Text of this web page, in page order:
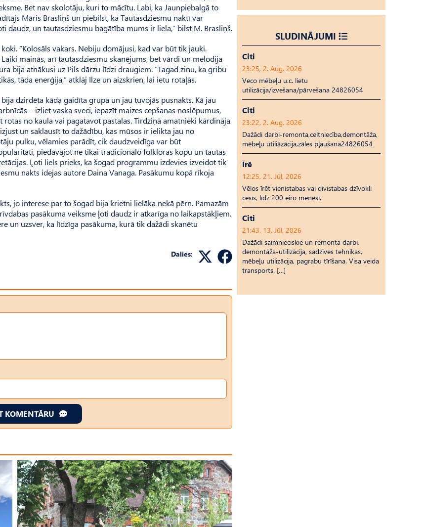
Bet nav skolotāju, kuri to mācītu. Labi, ka Jaunpiebalgā to
Māris Brasliņš un piebilst, ka Tautas­dziesmu naktī var
daudz, un tautasdziesmu bagātība mums ir liela,” bilst M. Brasliņš.
“Kolosāls vakars. Nebiju domājusi, kad var būt tik jauki.
mainās, arī tautasdziesmu skanējums, bet vārdi un melodija
bija atnākusi uz Pils dārzu līdzi draugiem. “Tagad zinu, ka gribu
tāda enerģija,” atklāj Ilze un aizskrien, lai ietu rotaļās.
dzirdēta kāda gaidīta grupa un jau tuvojās pusnakts. Kā jau
– izliet vaska sveci, iepazīt maizes cepšanas noslēpumus,
no kaula vai pagatavot pastalas. Tirdziņā amatnieki kārdināja
un saklausīt to dažādību, kas mūsos ir ielikta jau no
pulku, vēlamies parādīt, cik daudzveidīga var būt
piedāvājot ne tikai tradicionālo folkloras kopu un tautas
Ļoti liels prieks, ka šogad programmu izdevies izveidot tik
nakts idejas autore Daina Vanaga. Pasākumu kopā rīkoja
jo interese par to šogad bija krietni lielāka nekā pērn. Pamazām
pasākuma veiksme ļoti daudz ir atkarīga no laikapstākļiem.
un uzsver, ka līdzīga pasākuma, kurā tik dažādi skanētu
Dalies:
KOMENTĀRU
SLUDINĀJUMI
Citi
23:25, 2. Aug, 2026
Veco mēbeļu u.c. lietu
utilizācija/izvešana/pārvešana 24826054
Citi
23:22, 2. Aug, 2026
Dažādi darbi-remonta,celtniecība,demontāža,
mēbeļu utiliāzācija,zāles pļaušana24826054
Īrē
12:25, 21. Jūl, 2026
Vēlos īrēt vienistabas vai divistabas dzīvokli
cēsīs, līdz 200 eiro mēnesī.
Citi
21:43, 13. Jūl, 2026
Dažādi saimnieciskie un remonta darbi,
demontāža-utilizācija, sadzīves tehnikas,
mēbeļu utilizācija, pagrabu tīrīšana. Visa veida
transports. […]